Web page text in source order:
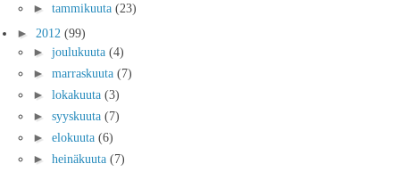
► tammikuuta (23)
► 2012 (99)
► joulukuuta (4)
► marraskuuta (7)
► lokakuuta (3)
► syyskuuta (7)
► elokuuta (6)
► heinäkuuta (7)